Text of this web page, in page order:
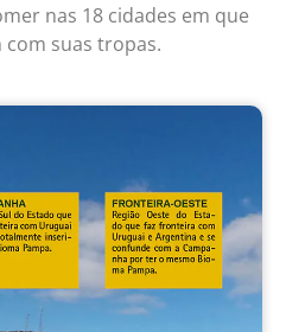
nas 18 cidades em que
suas tropas.